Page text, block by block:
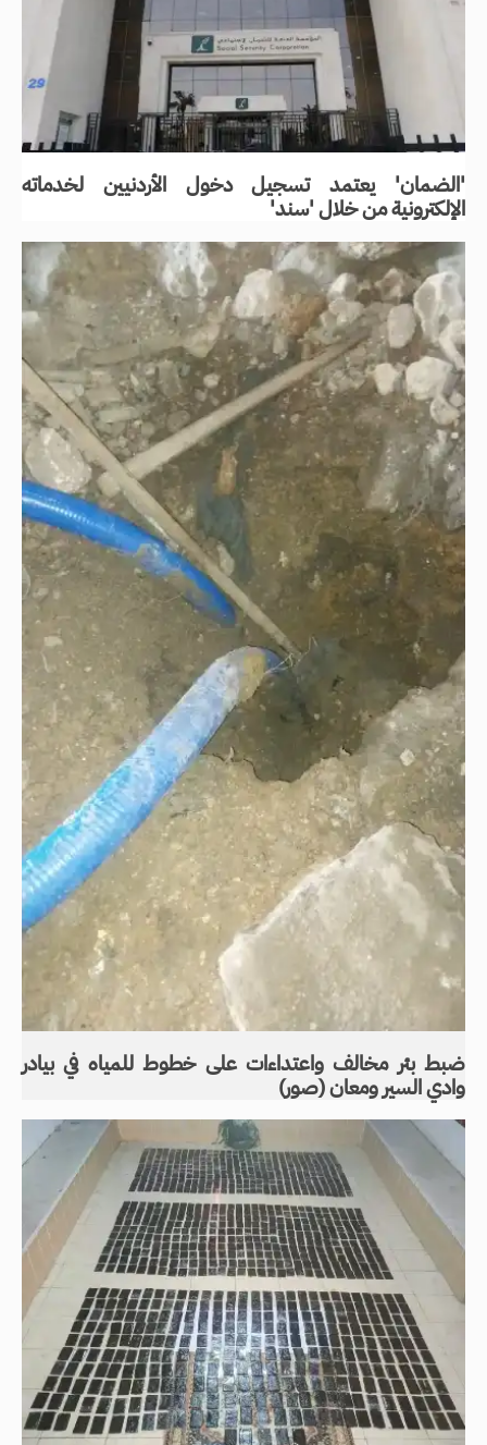
'الضمان' يعتمد تسجيل دخول الأردنيين لخدماته
الإلكترونية من خلال 'سند'
ضبط بئر مخالف واعتداءات على خطوط للمياه في بيادر
وادي السير ومعان (صور)